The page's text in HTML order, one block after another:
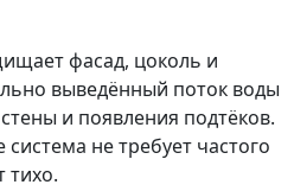
фасад, цоколь и
выведённый поток воды
и появления подтёков.
не требует частого
тихо.